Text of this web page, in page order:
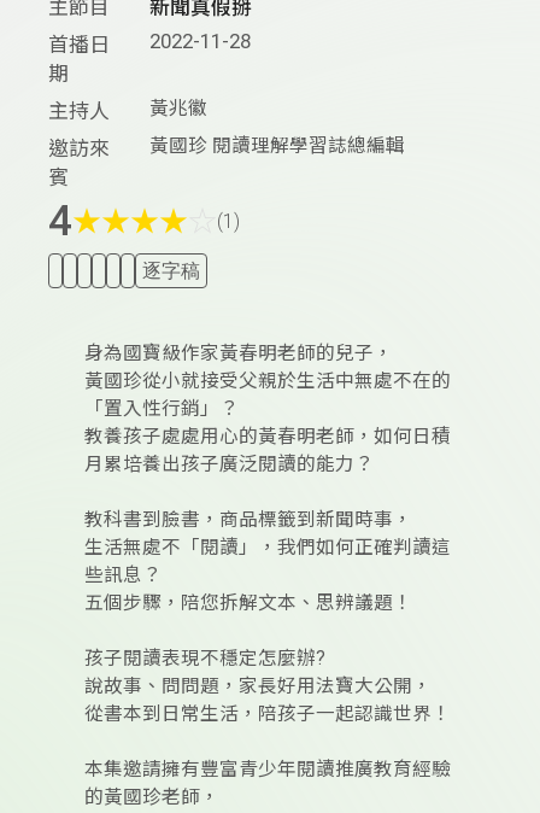
主節目
新聞真假掰
首播日
期
2022-11-28
主持人 黃兆徽
邀訪來
賓
黃國珍 閱讀理解學習誌總編輯
4★★★★ (1)
逐字稿
身為國寶級作家黃春明老師的兒子，
黃國珍從小就接受父親於生活中無處不在的
「置入性行銷」？
教養孩子處處用心的黃春明老師，如何日積
月累培養出孩子廣泛閱讀的能力？
教科書到臉書，商品標籤到新聞時事，
生活無處不「閱讀」，我們如何正確判讀這
些訊息？
五個步驟，陪您拆解文本、思辨議題！
孩子閱讀表現不穩定怎麼辦?
說故事、問問題，家長好用法寶大公開，
從書本到日常生活，陪孩子一起認識世界！
本集邀請擁有豐富青少年閱讀推廣教育經驗
的黃國珍老師，